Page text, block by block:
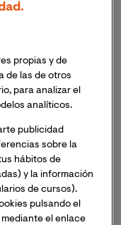
laborales
tecnologías
de las personas en
Tecnologías
Laborales
propias y de
de las de otros
para analizar el
analíticos.
publicidad
sobre la
hábitos de
y la información
de cursos).
pulsando el
el enlace